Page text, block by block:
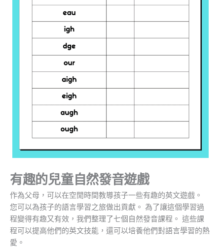
有趣的兒童自然發音遊戲
作為父母，可以在空閒時間教導孩子一些有趣的英文遊戲。
您可以為孩子的語言學習之旅做出貢獻。 為了讓這個學習過
程變得有趣又有效，我們整理了七個自然發音課程。 這些課
程可以提高他們的英文技能，還可以培養他們對語言學習的熱
愛。